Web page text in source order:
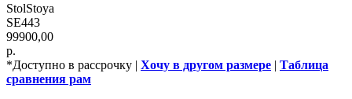
StolStoya
SE443
99900,00
р.
*Доступно в рассрочку | Хочу в другом размере | Таблица
сравнения рам